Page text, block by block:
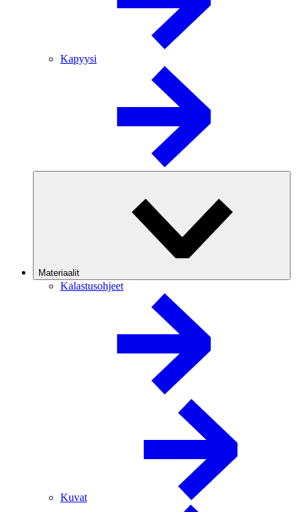
Kapyysi
Materiaalit
Kalastusohjeet
Kuvat